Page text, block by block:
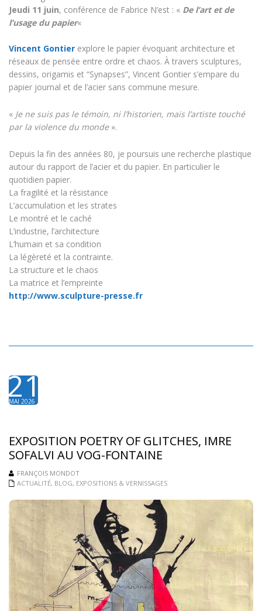
Jeudi 11 juin, conférence de Fabrice N’est : « De l’art et de
l’usage du papier«
Vincent Gontier explore le papier évoquant architecture et
réseaux de pensée entre ordre et chaos. À travers sculptures,
dessins, origamis et “Synapses”, Vincent Gontier s’empare du
papier journal et de l’acier sans commune mesure.
« Je ne suis pas le témoin, ni l’historien, mais l’artiste touché
par la violence du monde».
Depuis la fin des années 80, je poursuis une recherche plastique
autour du rapport de l’acier et du papier. En particulier le
quotidien papier.
La fragilité et la résistance
L’accumulation et les strates
Le montré et le caché
L’industrie, l’architecture
L’humain et sa condition
La légèreté et la contrainte.
La structure et le chaos
La matrice et l’empreinte
http://www.sculpture-presse.fr
21
MAI 2026
EXPOSITION POETRY OF GLITCHES, IMRE
SOFALVI AU VOG-FONTAINE
FRANÇOIS MONDOT
ACTUALITÉ, BLOG, EXPOSITIONS & VERNISSAGES